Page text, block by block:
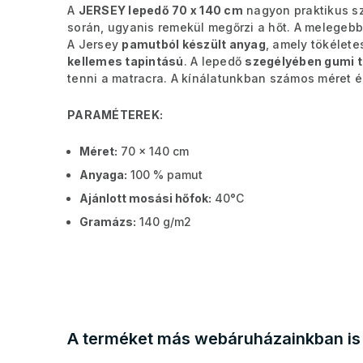
A JERSEY lepedő 70 x 140 cm nagyon praktikus
során, ugyanis remekül megőrzi a hőt. A
A Jersey pamutból készült anyag , amely
kellemes tapintású. A lepedő szegélyében gumi
tenni a matracra. A kínálatunkban számos méret
PARAMÉTEREK:
Méret: 70 x 140 cm
Anyaga: 100 % pamut
Ajánlott mosási hőfok: 40°C
Gramázs: 140 g/m2
A terméket más webáruházainkban